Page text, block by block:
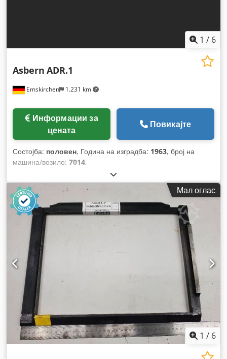
1 / 6
Emskirchen 1.231 km
Asbern ADR.1
цената
Повикајте
Состојба: половен, Година на изградба: 1963, број на
машина/возило: 7014,
Мал оглас
1 / 6